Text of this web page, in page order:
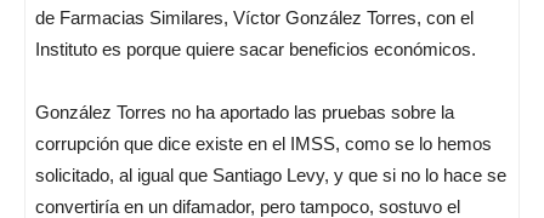
de Farmacias Similares, Víctor González Torres, con el
Instituto es porque quiere sacar beneficios económicos.
González Torres no ha aportado las pruebas sobre la
corrupción que dice existe en el IMSS, como se lo hemos
solicitado, al igual que Santiago Levy, y que si no lo hace se
convertiría en un difamador, pero tampoco, sostuvo el